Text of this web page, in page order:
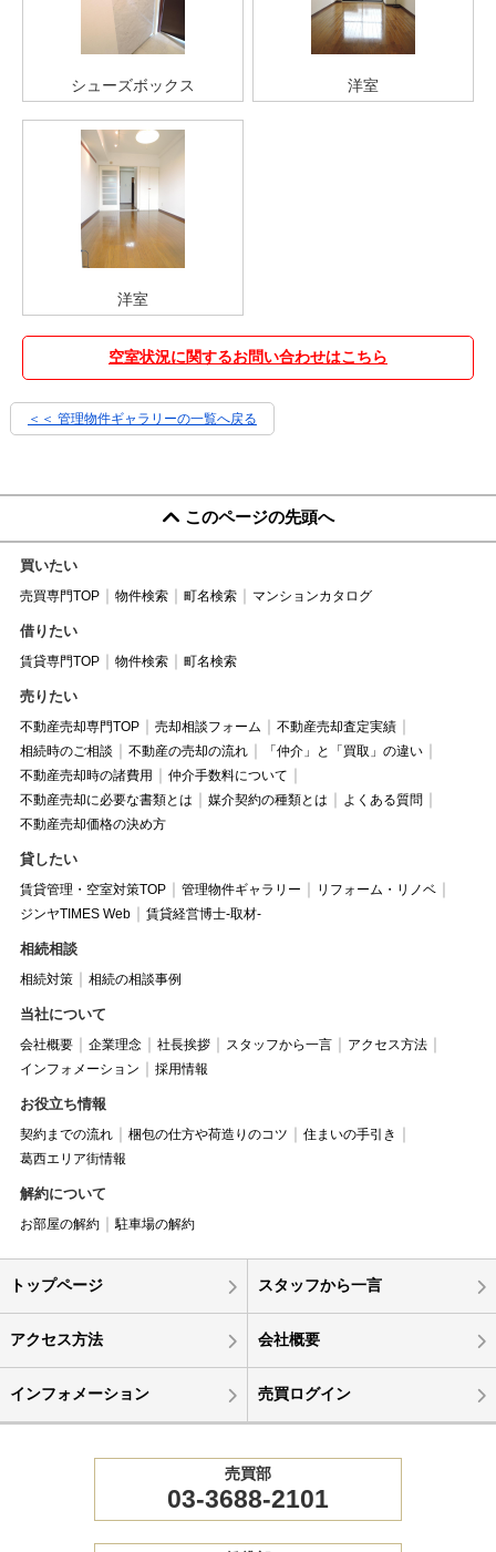
シューズボックス 洋室
洋室
空室状況に関するお問い合わせはこちら
＜＜ 管理物件ギャラリーの一覧へ戻る
このページの先頭へ
買いたい
売買専門TOP 物件検索 町名検索 マンションカタログ
借りたい
賃貸専門TOP 物件検索 町名検索
売りたい
不動産売却専門TOP 売却相談フォーム
不動産売却査定実績
相続時のご相談
不動産の売却の流れ
「仲介」と「買取」の違い
不動産売却時の諸費用
仲介手数料について
不動産売却に必要な書類とは
媒介契約の種類とは
よくある質問
不動産売却価格の決め方
貸したい
賃貸管理・空室対策TOP 管理物件ギャラリー
リフォーム・リノベ
ジンヤTIMES Web
賃貸経営博士-取材-
相続相談
相続対策 相続の相談事例
当社について
会社概要 企業理念 社長挨拶 スタッフから一言
アクセス方法
インフォメーション
採用情報
お役立ち情報
契約までの流れ 梱包の仕方や荷造りのコツ
住まいの手引き
葛西エリア街情報
解約について
お部屋の解約 駐車場の解約
トップページ スタッフから一言
アクセス方法 会社概要
インフォメーション 売買ログイン
売買部
03-3688-2101